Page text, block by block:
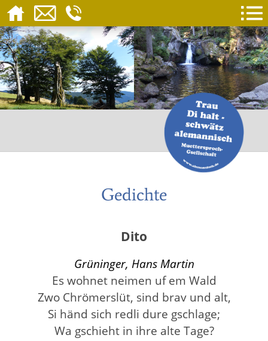
Gedichte
Dito
Grüninger, Hans Martin
Es wohnet neimen uf em Wald
Zwo Chrömerslüt, sind brav und alt,
Si händ sich redli dure gschlage;
Wa gschieht in ihre alte Tage?